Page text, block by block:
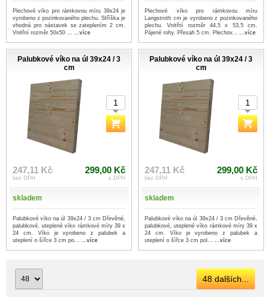
Plechové víko pro rámkovou míru 39x24 je
vyrobeno z pozinkovaného plechu. Stříška je
vhodná pro nástavek se zateplením 2 cm.
Vnitřní rozměr 50x50 ... ...více
Plechové víko pro rámkovou míru
Langstroth cm je vyrobeno z pozinkovaného
plechu. Vnitřní rozměr 44,5 x 53,5 cm.
Pájené rohy. Přesah 5 cm. Plechov... ...více
Palubkové víko na úl 39x24 / 3
cm
247,11 Kč
bez DPH
299,00 Kč
s DPH
skladem
Palubkové víko na úl 39x24 / 3 cm Dřevěné,
palubkové, uteplené víko rámkové míry 39 x
24 cm. Víko je vyrobeno z palubek a
uteplení o šířce 3 cm po... ...více
Palubkové víko na úl 39x24 / 3
cm
247,11 Kč
bez DPH
299,00 Kč
s DPH
skladem
Palubkové víko na úl 39x24 / 3 cm Dřevěné,
palubkové, uteplené víko rámkové míry 39 x
24 cm. Víko je vyrobeno z palubek a
uteplení o šířce 3 cm pol... ...více
48 dalších...